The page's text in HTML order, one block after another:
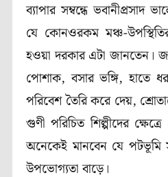
ব্যাপার সম্বন্ধে ভবানীপ্রসাদ
যে কোনওরকম মঞ্চ-
হওয়া দরকার এটা জানতেন।
পোশাক, বসার ভঙ্গি, হাতে
পরিবেশ তৈরি করে দেয়,
গুণী পরিচিত শিল্পীদের
অনেকেই মানবেন যে পটভূমি
উপভোগ্যতা বাড়ে।